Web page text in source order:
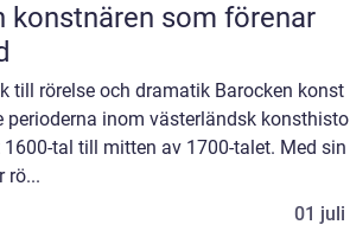
till rörelse och dramatik Barocken konst
perioderna inom västerländsk
tal till mitten av 1700-talet. Med sin
rö...
01 juli